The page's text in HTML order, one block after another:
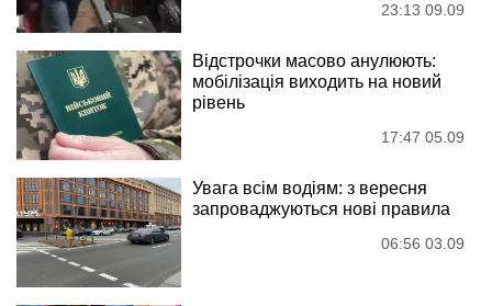
23:13 09.09
Відстрочки масово анулюють:
мобілізація виходить на новий
рівень
17:47 05.09
Увага всім водіям: з вересня
запроваджуються нові правила
06:56 03.09